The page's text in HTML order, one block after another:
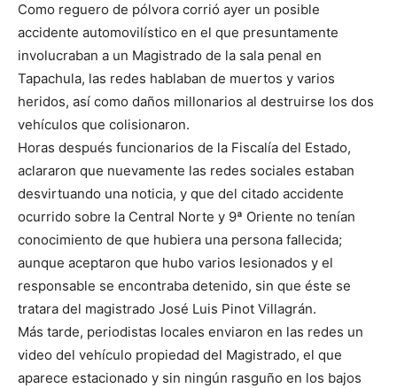
Como reguero de pólvora corrió ayer un posible
accidente automovilístico en el que presuntamente
involucraban a un Magistrado de la sala penal en
Tapachula, las redes hablaban de muertos y varios
heridos, así como daños millonarios al destruirse los dos
vehículos que colisionaron.
Horas después funcionarios de la Fiscalía del Estado,
aclararon que nuevamente las redes sociales estaban
desvirtuando una noticia, y que del citado accidente
ocurrido sobre la Central Norte y 9ª Oriente no tenían
conocimiento de que hubiera una persona fallecida;
aunque aceptaron que hubo varios lesionados y el
responsable se encontraba detenido, sin que éste se
tratara del magistrado José Luis Pinot Villagrán.
Más tarde, periodistas locales enviaron en las redes un
video del vehículo propiedad del Magistrado, el que
aparece estacionado y sin ningún rasguño en los bajos